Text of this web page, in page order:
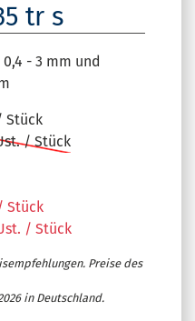
tr s
- 3 mm und
Stück
/ Stück
Stück
/ Stück
Preise des
in Deutschland.